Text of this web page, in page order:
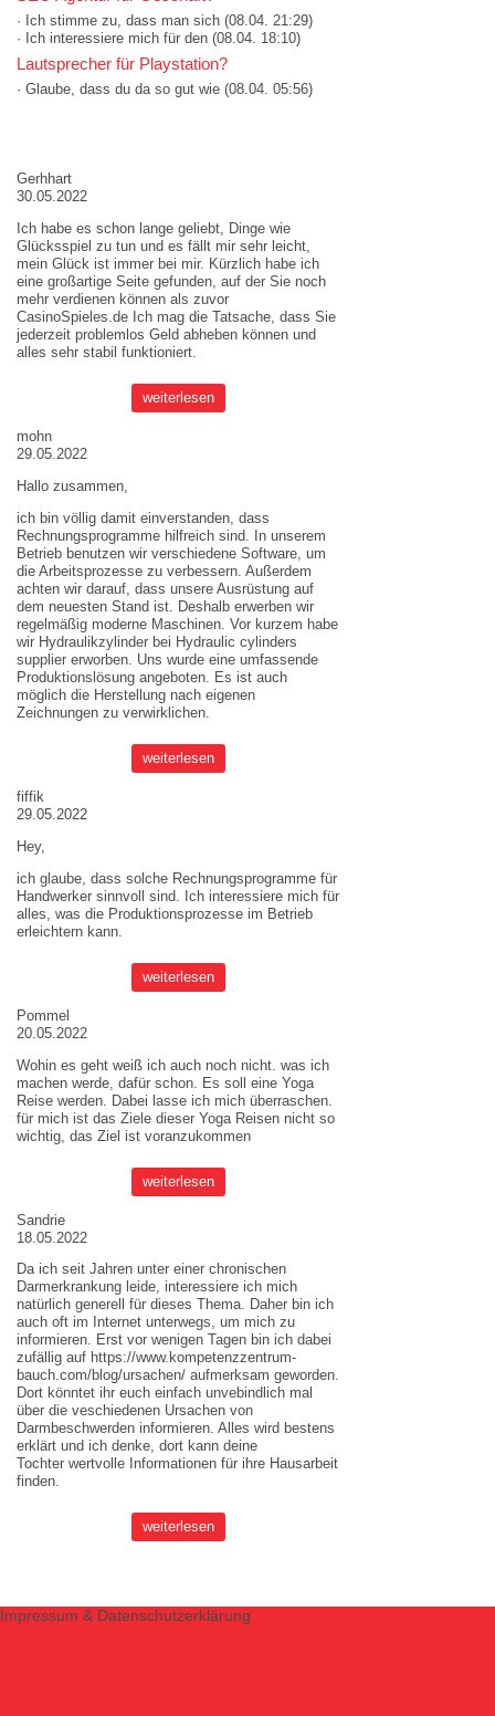
· Ich stimme zu, dass man sich (08.04. 21:29)
· Ich interessiere mich für den (08.04. 18:10)
Lautsprecher für Playstation?
· Glaube, dass du da so gut wie (08.04. 05:56)
Gerhhart
30.05.2022
Ich habe es schon lange geliebt, Dinge wie
Glücksspiel zu tun und es fällt mir sehr leicht,
mein Glück ist immer bei mir. Kürzlich habe ich
eine großartige Seite gefunden, auf der Sie noch
mehr verdienen können als zuvor
CasinoSpieles.de Ich mag die Tatsache, dass Sie
jederzeit problemlos Geld abheben können und
alles sehr stabil funktioniert.
weiterlesen
mohn
29.05.2022
Hallo zusammen,
ich bin völlig damit einverstanden, dass
Rechnungsprogramme hilfreich sind. In unserem
Betrieb benutzen wir verschiedene Software, um
die Arbeitsprozesse zu verbessern. Außerdem
achten wir darauf, dass unsere Ausrüstung auf
dem neuesten Stand ist. Deshalb erwerben wir
regelmäßig moderne Maschinen. Vor kurzem habe
wir Hydraulikzylinder bei Hydraulic cylinders
supplier erworben. Uns wurde eine umfassende
Produktionslösung angeboten. Es ist auch
möglich die Herstellung nach eigenen
Zeichnungen zu verwirklichen.
weiterlesen
fiffik
29.05.2022
Hey,
ich glaube, dass solche Rechnungsprogramme für
Handwerker sinnvoll sind. Ich interessiere mich für
alles, was die Produktionsprozesse im Betrieb
erleichtern kann.
weiterlesen
Pommel
20.05.2022
Wohin es geht weiß ich auch noch nicht. was ich
machen werde, dafür schon. Es soll eine Yoga
Reise werden. Dabei lasse ich mich überraschen.
für mich ist das Ziele dieser Yoga Reisen nicht so
wichtig, das Ziel ist voranzukommen
weiterlesen
Sandrie
18.05.2022
Da ich seit Jahren unter einer chronischen
Darmerkrankung leide, interessiere ich mich
natürlich generell für dieses Thema. Daher bin ich
auch oft im Internet unterwegs, um mich zu
informieren. Erst vor wenigen Tagen bin ich dabei
zufällig auf https://www.kompetenzzentrum-
bauch.com/blog/ursachen/ aufmerksam geworden.
Dort könntet ihr euch einfach unvebindlich mal
über die veschiedenen Ursachen von
Darmbeschwerden informieren. Alles wird bestens
erklärt und ich denke, dort kann deine
Tochter wertvolle Informationen für ihre Hausarbeit
finden.
weiterlesen
Impressum & Datenschutzerklärung